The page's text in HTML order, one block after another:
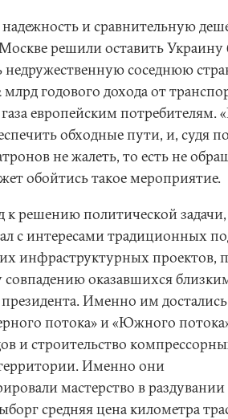
и сравнительную
решили оставить Украину
недружественную соседнюю
годового дохода от
европейским потребителям.
обходные пути, и, судя
не жалеть, то есть не
обойтись такое мероприятие.
к решению политической
с интересами традиционных
инфраструктурных проектов,
оказавшихся
Именно им
потока» и «Южного
и строительство
Именно они
мастерство в раздувании
средняя цена километра